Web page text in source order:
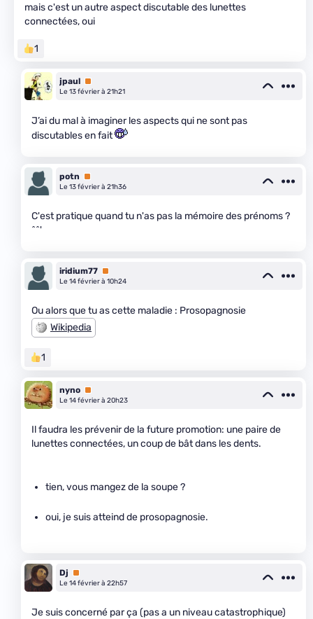
mais c'est un autre aspect discutable des lunettes
connectées, oui
1
jpaul Premium
Le 13 février à 21h21
J’ai du mal à imaginer les aspects qui ne sont pas
discutables en fait
potn
Premium
Le 13 février à 21h36
C'est pratique quand tu n'as pas la mémoire des prénoms ?
^^'
iridium77 Premium
Le 14 février à 10h24
Ou alors que tu as cette maladie : Prosopagnosie
Wikipedia
1
nyno Premium
Le 14 février à 20h23
Il faudra les prévenir de la future promotion: une paire de
lunettes connectées, un coup de bât dans les dents.
tien, vous mangez de la soupe ?
oui, je suis atteind de prosopagnosie.
Dj
Premium
Le 14 février à 22h57
Je suis concerné par ça (pas a un niveau catastrophique)